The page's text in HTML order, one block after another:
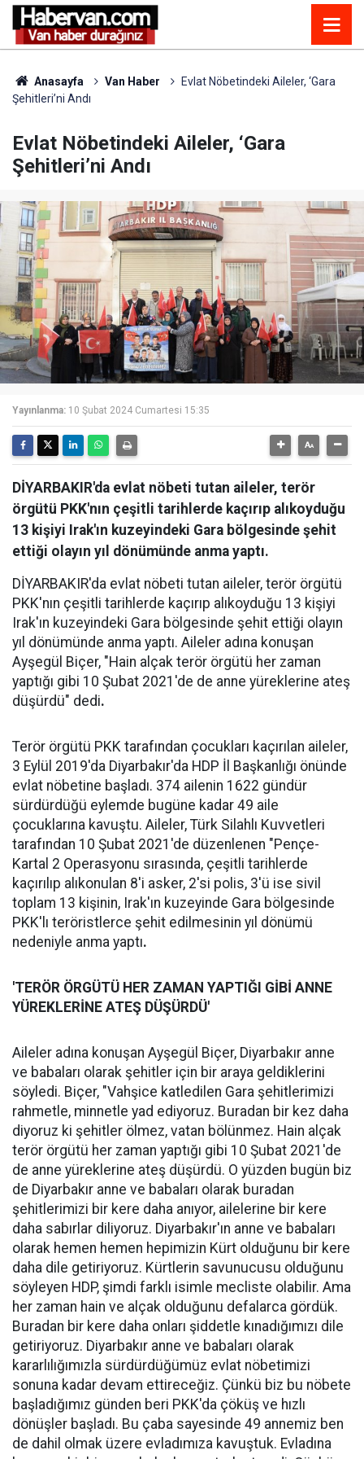
Anasayfa Van Haber
Evlat Nöbetindeki Aileler, ‘Gara
Şehitleri’ni Andı
Evlat Nöbetindeki Aileler, ‘Gara
Şehitleri’ni Andı
Yayınlanma: 10 Şubat 2024 Cumartesi 15:35
DİYARBAKIR'da evlat nöbeti tutan aileler, terör
örgütü PKK'nın çeşitli tarihlerde kaçırıp alıkoyduğu
13 kişiyi Irak'ın kuzeyindeki Gara bölgesinde şehit
ettiği olayın yıl dönümünde anma yaptı.
DİYARBAKIR'da evlat nöbeti tutan aileler, terör örgütü
PKK'nın çeşitli tarihlerde kaçırıp alıkoyduğu 13 kişiyi
Irak'ın kuzeyindeki Gara bölgesinde şehit ettiği olayın
yıl dönümünde anma yaptı. Aileler adına konuşan
Ayşegül Biçer, "Hain alçak terör örgütü her zaman
yaptığı gibi 10 Şubat 2021'de de anne yüreklerine ateş
düşürdü" dedi.
Terör örgütü PKK tarafından çocukları kaçırılan aileler,
3 Eylül 2019'da Diyarbakır'da HDP İl Başkanlığı önünde
evlat nöbetine başladı. 374 ailenin 1622 gündür
sürdürdüğü eylemde bugüne kadar 49 aile
çocuklarına kavuştu. Aileler, Türk Silahlı Kuvvetleri
tarafından 10 Şubat 2021'de düzenlenen "Pençe-
Kartal 2 Operasyonu sırasında, çeşitli tarihlerde
kaçırılıp alıkonulan 8'i asker, 2'si polis, 3'ü ise sivil
toplam 13 kişinin, Irak'ın kuzeyinde Gara bölgesinde
PKK'lı teröristlerce şehit edilmesinin yıl dönümü
nedeniyle anma yaptı.
'TERÖR ÖRGÜTÜ HER ZAMAN YAPTIĞI GİBİ ANNE
YÜREKLERİNE ATEŞ DÜŞÜRDÜ'
Aileler adına konuşan Ayşegül Biçer, Diyarbakır anne
ve babaları olarak şehitler için bir araya geldiklerini
söyledi. Biçer, "Vahşice katledilen Gara şehitlerimizi
rahmetle, minnetle yad ediyoruz. Buradan bir kez daha
diyoruz ki şehitler ölmez, vatan bölünmez. Hain alçak
terör örgütü her zaman yaptığı gibi 10 Şubat 2021'de
de anne yüreklerine ateş düşürdü. O yüzden bugün biz
de Diyarbakır anne ve babaları olarak buradan
şehitlerimizi bir kere daha anıyor, ailelerine bir kere
daha sabırlar diliyoruz. Diyarbakır'ın anne ve babaları
olarak hemen hemen hepimizin Kürt olduğunu bir kere
daha dile getiriyoruz. Kürtlerin savunucusu olduğunu
söyleyen HDP, şimdi farklı isimle mecliste olabilir. Ama
her zaman hain ve alçak olduğunu defalarca gördük.
Buradan bir kere daha onları şiddetle kınadığımızı dile
getiriyoruz. Diyarbakır anne ve babaları olarak
kararlılığımızla sürdürdüğümüz evlat nöbetimizi
sonuna kadar devam ettireceğiz. Çünkü biz bu nöbete
başladığımız günden beri PKK'da çöküş ve hızlı
dönüşler başladı. Bu çaba sayesinde 49 annemiz ben
de dahil olmak üzere evladımıza kavuştuk. Evladına